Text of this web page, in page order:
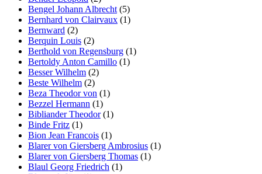
Bengel Johann Albrecht (5)
Bernhard von Clairvaux (1)
Bernward (2)
Berquin Louis (2)
Berthold von Regensburg (1)
Bertoldy Anton Camillo (1)
Besser Wilhelm (2)
Beste Wilhelm (2)
Beza Theodor von (1)
Bezzel Hermann (1)
Bibliander Theodor(1)
Binde Fritz (1)
Bion Jean Francois (1)
Blarer von Giersberg Ambrosius (1)
Blarer von Giersberg Thomas (1)
Blaul Georg Friedrich (1)